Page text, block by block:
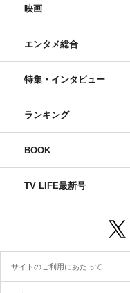
映画
エンタメ総合
特集・インタビュー
ランキング
BOOK
TV LIFE最新号
サイトのご利用にあたって